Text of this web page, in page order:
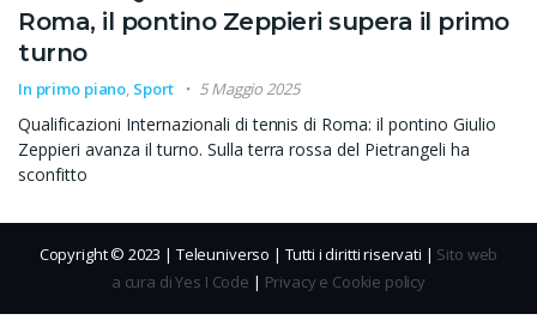
Roma, il pontino Zeppieri supera il primo
turno
In primo piano, Sport 5 Maggio 2025
Qualificazioni Internazionali di tennis di Roma: il pontino Giulio
Zeppieri avanza il turno. Sulla terra rossa del Pietrangeli ha
sconfitto
Copyright © 2023 | Teleuniverso | Tutti i diritti riservati | Sito web
a cura di Yes I Code | Privacy e Cookie policy